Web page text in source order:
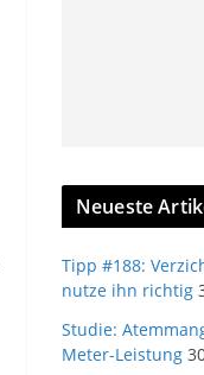
Neueste
Tipp #188:
nutze ihn richtig
Studie:
Meter-Leistung